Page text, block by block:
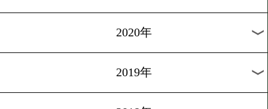
過去のニュース